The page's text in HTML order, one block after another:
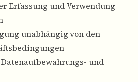
Erfassung und Verwendung
unabhängig von den
und